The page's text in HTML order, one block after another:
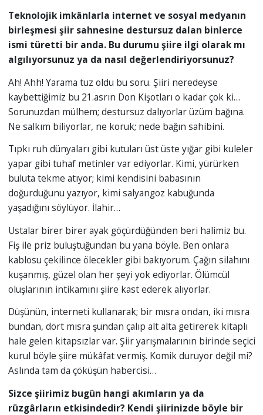
Teknolojik imkânlarla internet ve sosyal medyanın
birleşmesi şiir sahnesine destursuz dalan binlerce
ismi türetti bir anda. Bu durumu şiire ilgi olarak mı
algılıyorsunuz ya da nasıl değerlendiriyorsunuz?
Ah! Ahh! Yarama tuz oldu bu soru. Şiiri neredeyse
kaybettiğimiz bu 21.asrın Don Kişotları o kadar çok ki…
Sorunuzdan mülhem; destursuz dalıyorlar üzüm bağına.
Ne salkım biliyorlar, ne koruk; nede bağın sahibini.
Tıpkı ruh dünyaları gibi kutuları üst üste yığar gibi kuleler
yapar gibi tuhaf metinler var ediyorlar. Kimi, yürürken
buluta tekme atıyor; kimi kendisini babasının
doğurduğunu yazıyor, kimi salyangoz kabuğunda
yaşadığını söylüyor. İlahir…
Ustalar birer birer ayak göçürdüğünden beri halimiz bu.
Fiş ile priz buluştuğundan bu yana böyle. Ben onlara
kablosu çekilince ölecekler gibi bakıyorum. Çağın silahını
kuşanmış, güzel olan her şeyi yok ediyorlar. Ölümcül
oluşlarının intikamını şiire kast ederek alıyorlar.
Düşünün, interneti kullanarak; bir mısra ondan, iki mısra
bundan, dört mısra şundan çalıp alt alta getirerek kitaplı
hale gelen kitapsızlar var. Şiir yarışmalarının birinde seçici
kurul böyle şiire mükâfat vermiş. Komik duruyor değil mi?
Aslında tam da çöküşün habercisi…
Sizce şiirimiz bugün hangi akımların ya da
rüzgârların etkisindedir? Kendi şiirinizde böyle bir